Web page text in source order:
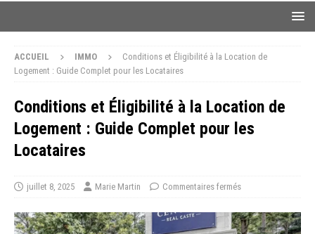
ACCUEIL IMMO
Conditions et Éligibilité à la Location de
Logement : Guide Complet pour les Locataires
Conditions et Éligibilité à la Location de
Logement : Guide Complet pour les
Locataires
juillet 8, 2025 Marie Martin Commentaires fermés